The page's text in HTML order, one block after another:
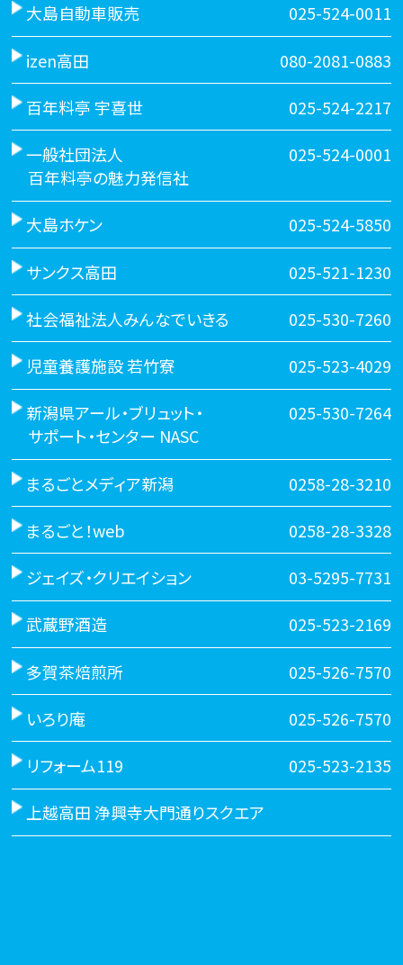
大島自動車販売 025-524-0011
izen高田 080-2081-0883
百年料亭 宇喜世 025-524-2217
一般社団法人
百年料亭の魅力発信社
025-524-0001
大島ホケン 025-524-5850
サンクス高田 025-521-1230
社会福祉法人みんなでいきる 025-530-7260
児童養護施設 若竹寮 025-523-4029
新潟県アール・ブリュット・
サポート・センター NASC
025-530-7264
まるごとメディア新潟 0258-28-3210
まるごと！web 0258-28-3328
ジェイズ・クリエイション 03-5295-7731
武蔵野酒造 025-523-2169
多賀茶焙煎所 025-526-7570
いろり庵 025-526-7570
リフォーム119 025-523-2135
上越高田 浄興寺大門通りスクエア